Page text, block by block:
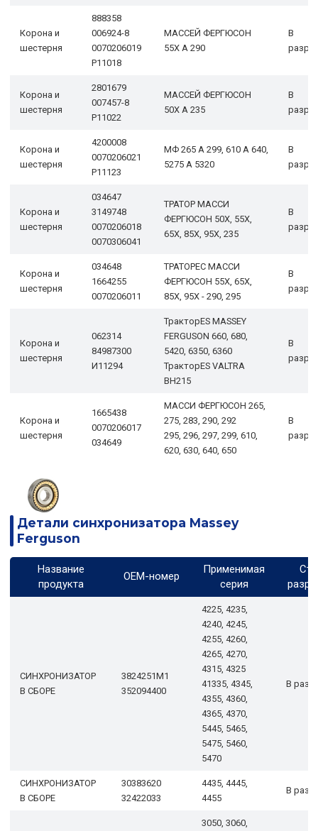
Корона и
шестерня
888358
006924-8
0070206019
Р11018
МАССЕЙ ФЕРГЮСОН
55X A 290
В
Корона и
шестерня
2801679
007457-8
Р11022
МАССЕЙ ФЕРГЮСОН
50X A 235
В
Корона и
шестерня
4200008
0070206021
Р11123
МФ 265 А 299, 610 А 640,
5275 А 5320
В
Корона и
шестерня
034647
3149748
0070206018
0070306041
ТРАТОР МАССИ
ФЕРГЮСОН 50X, 55X,
65X, 85X, 95X, 235
В
Корона и
шестерня
034648
1664255
0070206011
ТРАТОРЕС МАССИ
ФЕРГЮСОН 55Х, 65Х,
85Х, 95Х - 290, 295
В
Корона и
шестерня
062314
84987300
И11294
ТракторES MASSEY
FERGUSON 660, 680,
5420, 6350, 6360
ТракторES VALTRA
BH215
В
Корона и
шестерня
1665438
0070206017
034649
МАССИ ФЕРГЮСОН 265,
275, 283, 290, 292
295, 296, 297, 299, 610,
620, 630, 640, 650
В
Детали синхронизатора Massey
Ferguson
Название
продукта
OEM-номер
Применимая
серия
СИНХРОНИЗАТОР
В СБОРЕ
3824251М1
352094400
4225, 4235,
4240, 4245,
4255, 4260,
4265, 4270,
4315, 4325
41335, 4345,
4355, 4360,
4365, 4370,
5445, 5465,
5475, 5460,
5470
В
СИНХРОНИЗАТОР
В СБОРЕ
30383620
32422033
4435, 4445,
4455
В
3050, 3060,